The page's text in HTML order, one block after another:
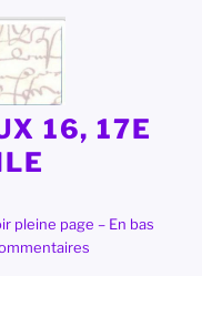
16, 17E
pleine page – En bas